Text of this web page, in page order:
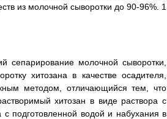
из молочной сыворотки до 90-96%. 1
сепарирование молочной сыворотки,
хитозана в качестве осадителя,
методом, отличающийся тем, что
хитозан в виде раствора с
с подготовленной водой и набухания в